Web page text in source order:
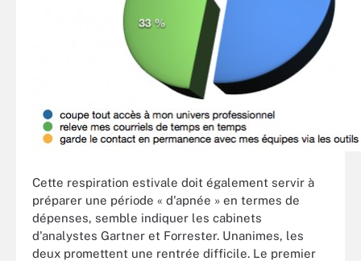
Cette respiration estivale doit également servir à
préparer une période « d'apnée » en termes de
dépenses, semble indiquer les cabinets
d'analystes Gartner et Forrester. Unanimes, les
deux promettent une rentrée difficile. Le premier